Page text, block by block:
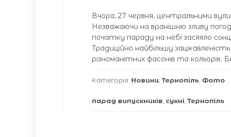
Вчора, 27 червня, центральними
Незважаючи на вранішню зливу
початку параду на небі засяяло
Традиційно найбільшу
різноманітних фасонів та
Категорія: Новини Тернопіль Фото
парад випускників сукні Тернопіль